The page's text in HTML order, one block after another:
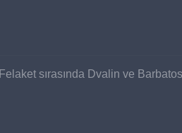
Felaket sırasında Dvalin ve